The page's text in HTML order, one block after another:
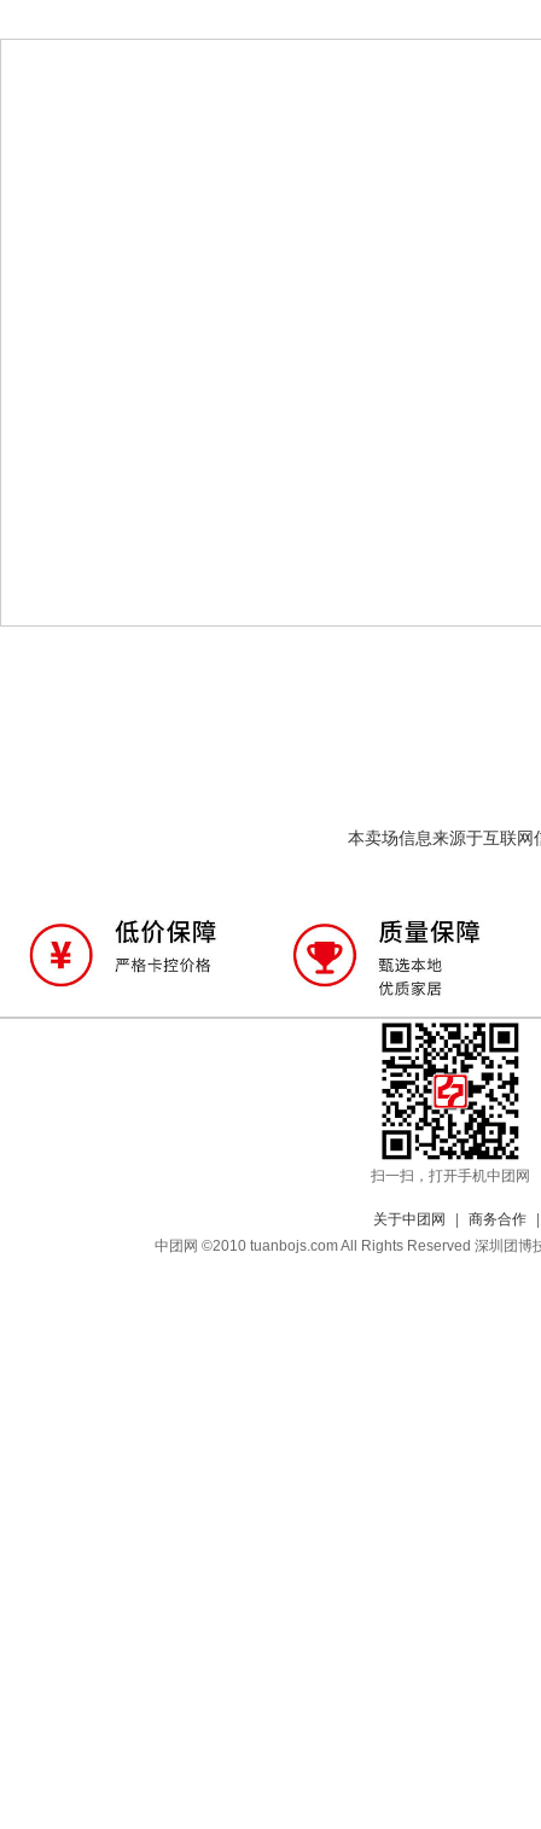
本卖场信息来源于互联
扫一扫，打开手机中团网
关于中团网 商务合作
中团网 ©2010 tuanbojs.com All Rights Reserved 深圳团